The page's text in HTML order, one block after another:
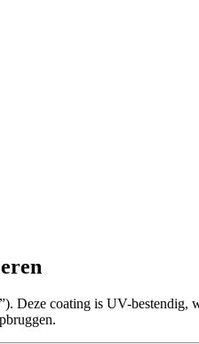
Deze coating is UV-bestendig,